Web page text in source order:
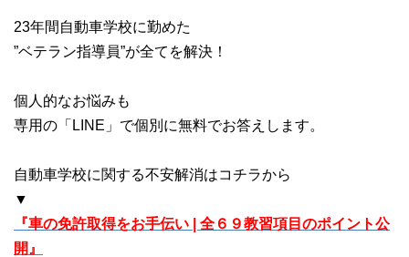
23年間自動車学校に勤めた
”ベテラン指導員”が全てを解決！
個人的なお悩みも
専用の「LINE」で個別に無料でお答えします。
自動車学校に関する不安解消はコチラから
▼
『車の免許取得をお手伝い | 全６９教習項目のポイント公
開』